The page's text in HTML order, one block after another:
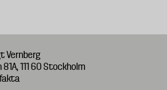
Vernberg
111 60 Stockholm